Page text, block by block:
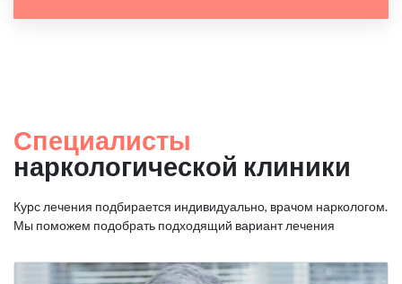
Специалисты
наркологической клиники
Курс лечения подбирается индивидуально, врачом наркологом.
Мы поможем подобрать подходящий вариант лечения